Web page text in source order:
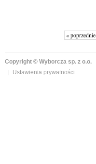
« poprzednie
Copyright © Wyborcza sp. z o.o.
Ustawienia prywatności